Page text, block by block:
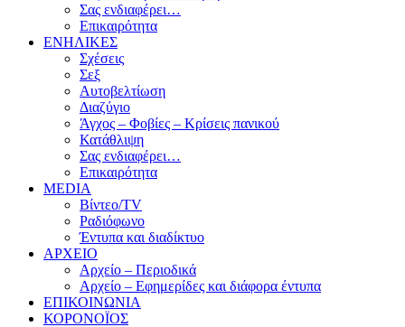
Σας ενδιαφέρει…
Επικαιρότητα
ΕΝΗΛΙΚΕΣ
Σχέσεις
Σεξ
Αυτοβελτίωση
Διαζύγιο
Άγχος – Φοβίες – Κρίσεις πανικού
Κατάθλιψη
Σας ενδιαφέρει…
Επικαιρότητα
MEDIA
Βίντεο/TV
Ραδιόφωνο
Έντυπα και διαδίκτυο
ΑΡΧΕΙΟ
Αρχείο – Περιοδικά
Αρχείο – Εφημερίδες και διάφορα έντυπα
ΕΠΙΚΟΙΝΩΝΙΑ
ΚΟΡΟΝΟΪΟΣ